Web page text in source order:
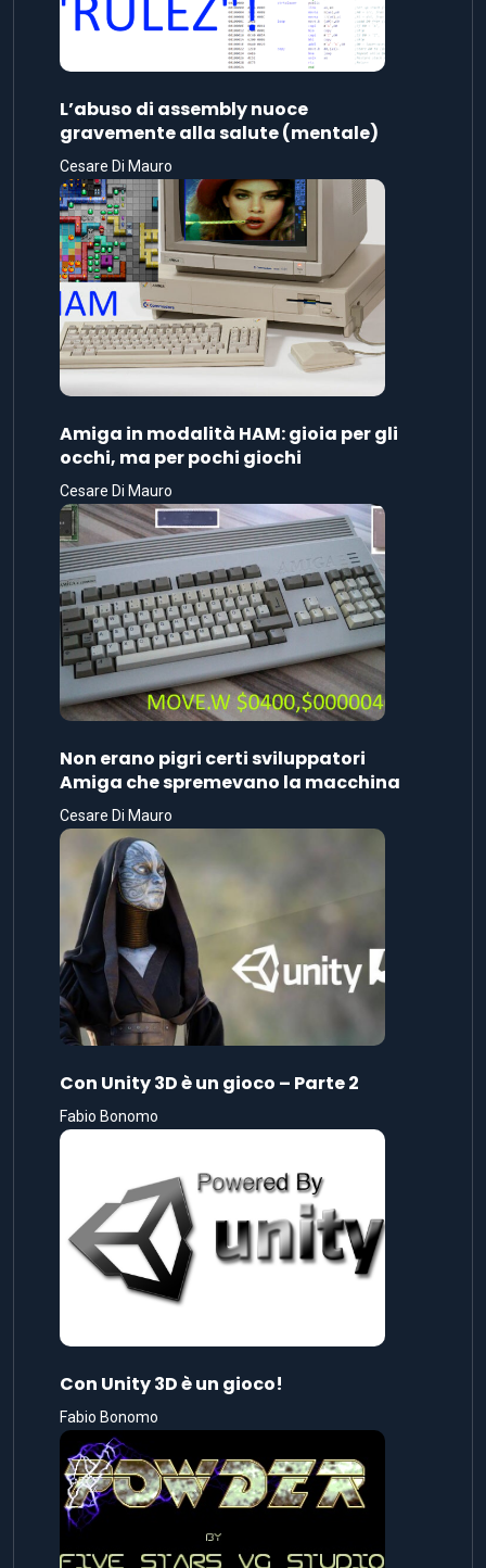
L’abuso di assembly nuoce
gravemente alla salute (mentale)
Cesare Di Mauro
Amiga in modalità HAM: gioia per gli
occhi, ma per pochi giochi
Cesare Di Mauro
Non erano pigri certi sviluppatori
Amiga che spremevano la macchina
Cesare Di Mauro
Con Unity 3D è un gioco – Parte 2
Fabio Bonomo
Con Unity 3D è un gioco!
Fabio Bonomo